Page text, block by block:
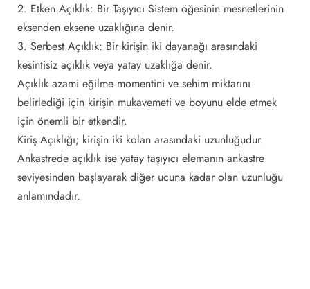
2. Etken Açıklık: Bir Taşıyıcı Sistem öğesinin mesnetlerinin
eksenden eksene uzaklığına denir.
3. Serbest Açıklık: Bir kirişin iki dayanağı arasındaki
kesintisiz açıklık veya yatay uzaklığa denir.
Açıklık azami eğilme momentini ve sehim miktarını
belirlediği için kirişin mukavemeti ve boyunu elde etmek
için önemli bir etkendir.
Kiriş Açıklığı; kirişin iki kolan arasındaki uzunluğudur.
Ankastrede açıklık ise yatay taşıyıcı elemanın ankastre
seviyesinden başlayarak diğer ucuna kadar olan uzunluğu
anlamındadır.